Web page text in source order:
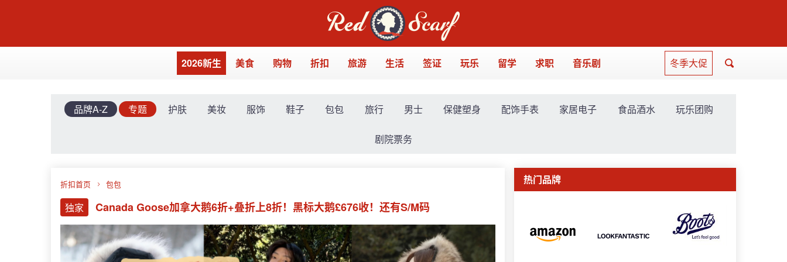
2026新生 美食 购物 折扣 旅游 生活 签证 玩乐 留学 求职 音乐剧 冬季大促
品牌A-Z 专题 护肤 美妆 服饰 鞋子 包包 旅行 男士 保健塑身 配饰手表 家居电子 食品酒水 玩乐团购
剧院票务
折扣首页 包包
独家 Canada Goose加拿大鹅6折+叠折上8折！黑标大鹅£676收！还有S/M码
热门品牌